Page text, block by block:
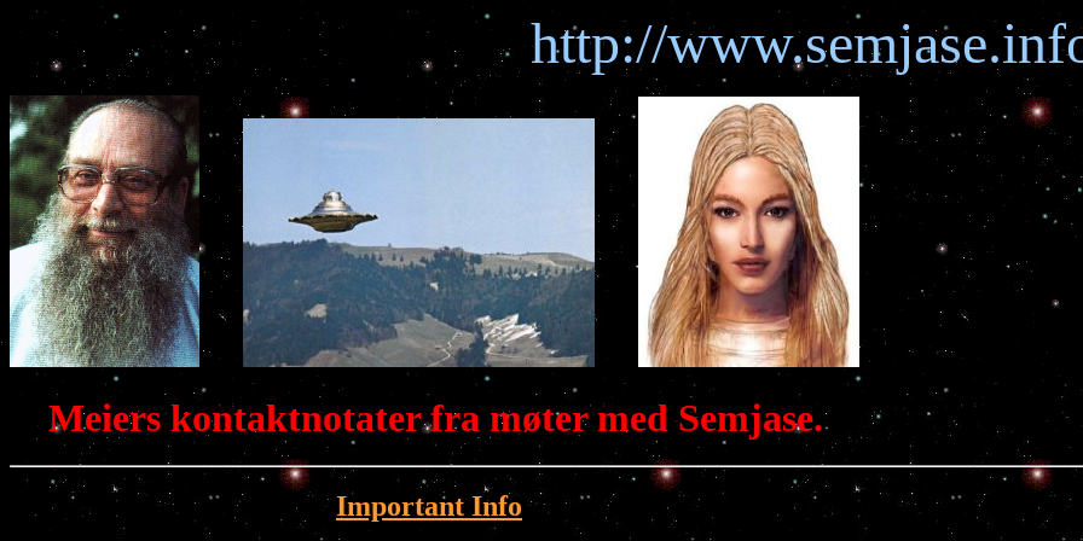
http://
Meiers kontaktnotater fra møter med Semjase.
Important Info